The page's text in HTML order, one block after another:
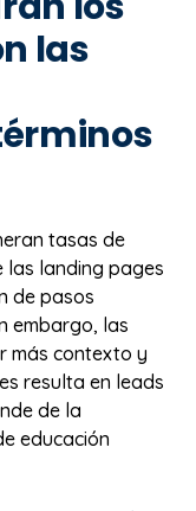
las
tasas de
las landing pages
de pasos
embargo, las
más contexto y
resulta en leads
de la
educación